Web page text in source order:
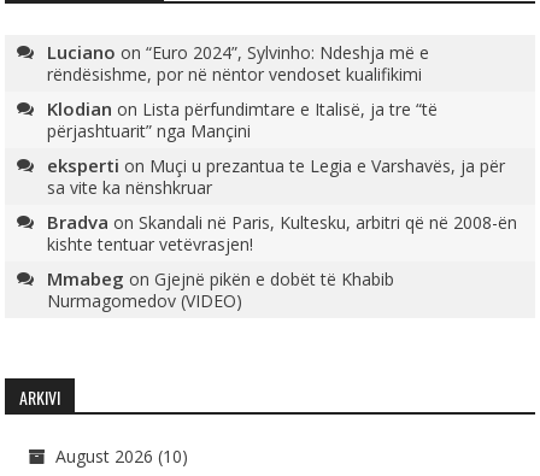
Luciano on“Euro 2024”, Sylvinho: Ndeshja më e
rëndësishme, por në nëntor vendoset kualifikimi
Klodian on Lista përfundimtare e Italisë, ja tre “të
përjashtuarit” nga Mançini
eksperti on Muçi u prezantua te Legia e Varshavës, ja për
sa vite ka nënshkruar
Bradva onSkandali në Paris, Kultesku, arbitri që në 2008-ën
kishte tentuar vetëvrasjen!
Mmabeg onGjejnë pikën e dobët të Khabib
Nurmagomedov (VIDEO)
ARKIVI
August 2026 (10)